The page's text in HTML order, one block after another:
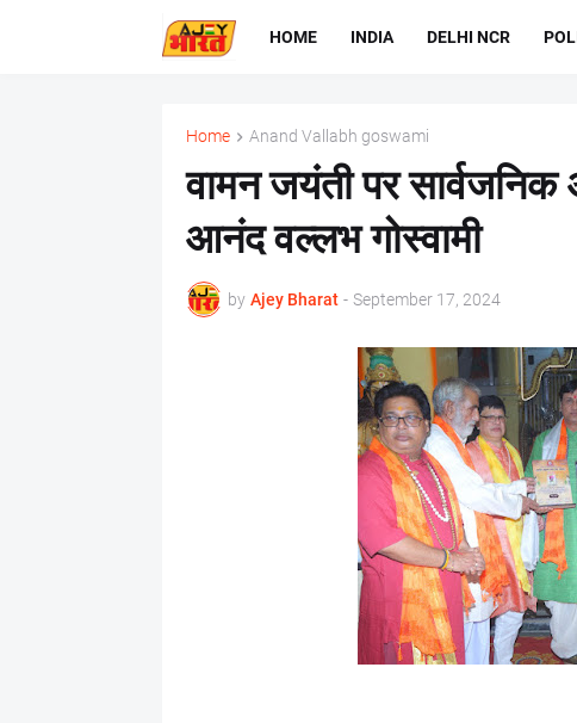
HOME INDIA DELHI NCR
Home Anand Vallabh goswami
वामन जयंती पर सार्वजनिक
आनंद वल्लभ गोस्वामी
by Ajey Bharat - September 17, 2024